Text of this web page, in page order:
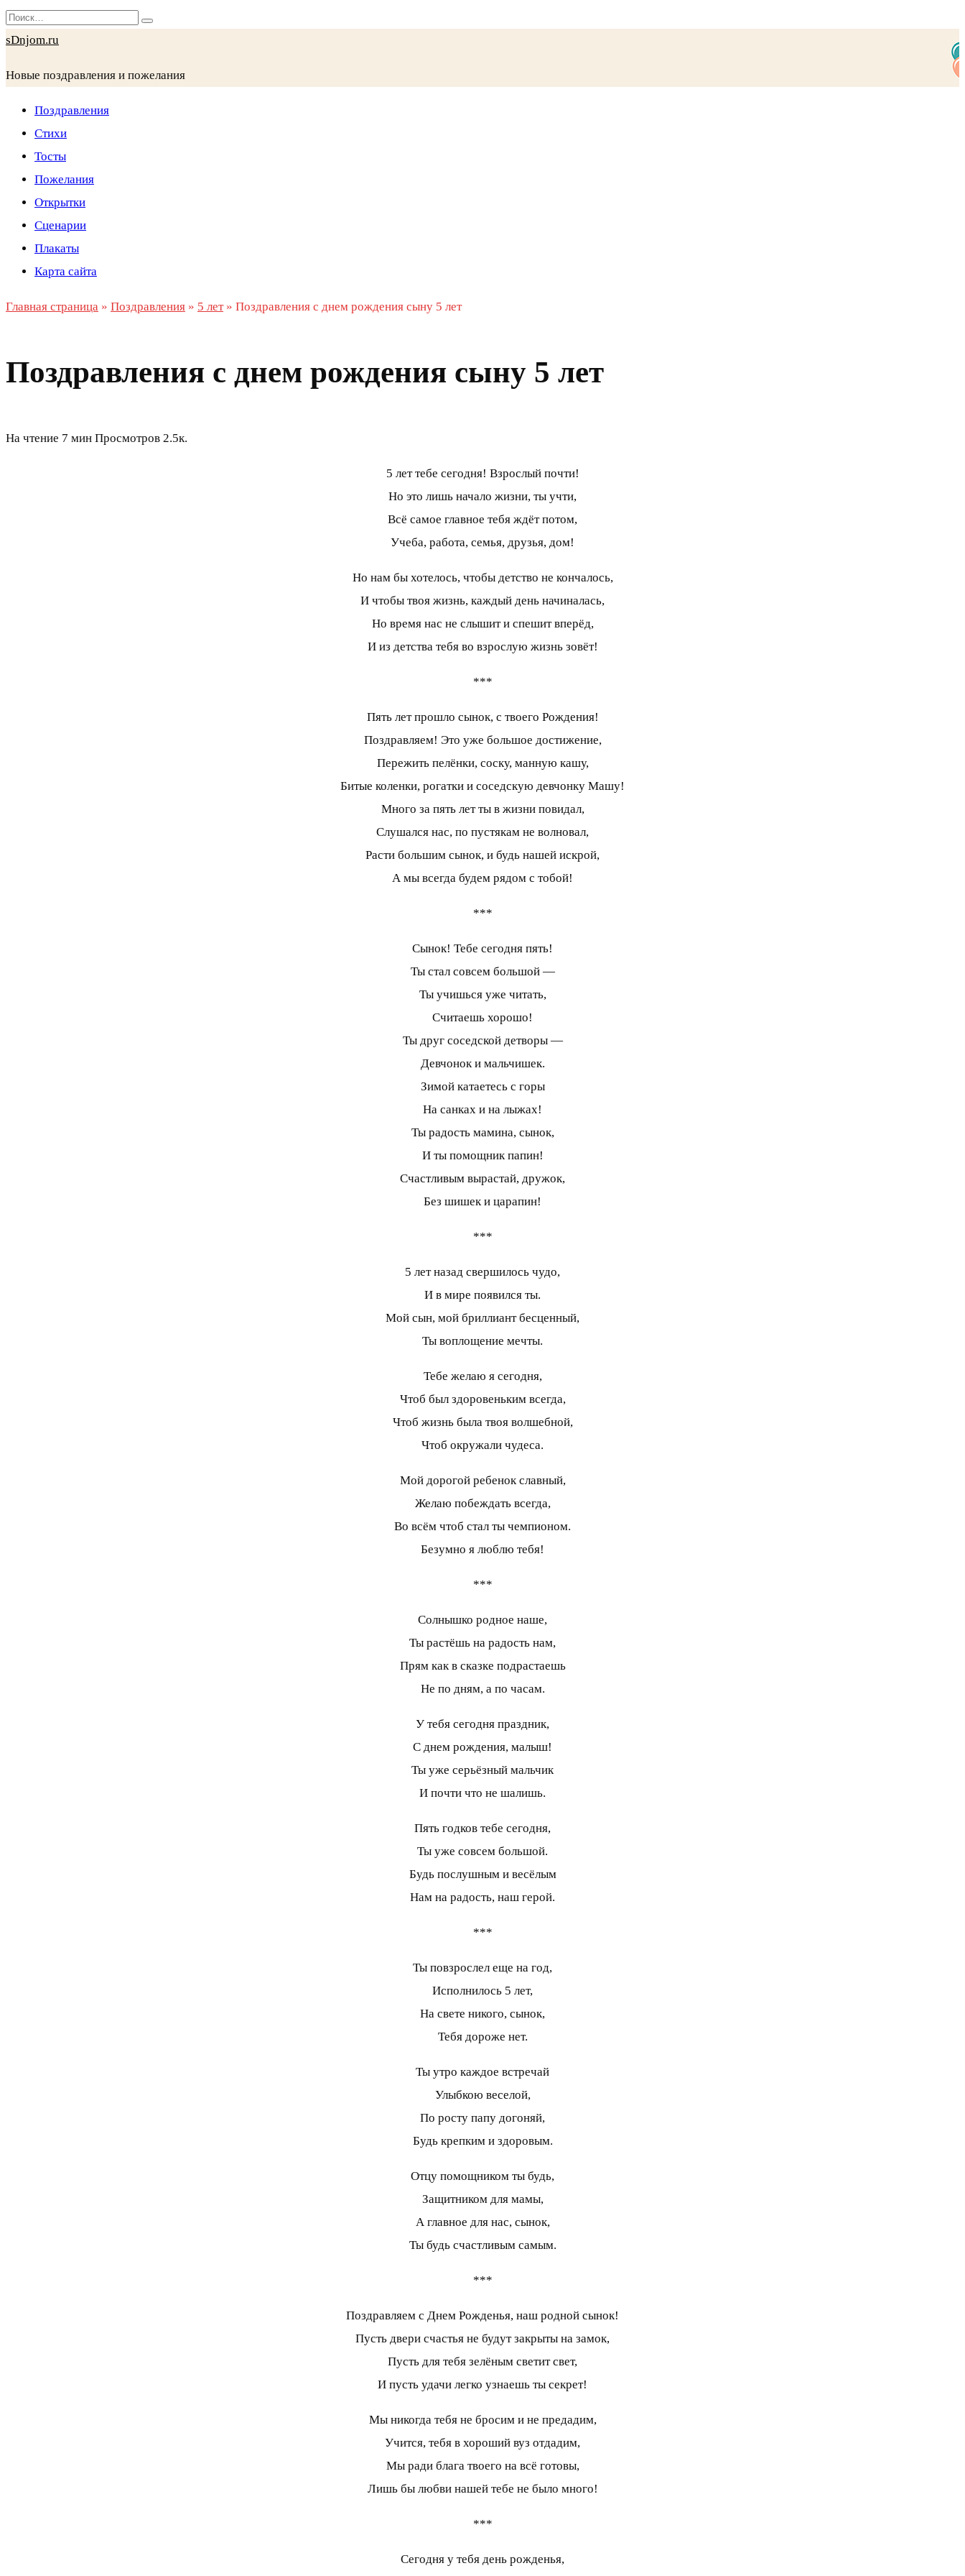
Перейти
к
Search
for:
sDnjom.ru
Новые поздравления и пожелания
Поздравления
Стихи
Тосты
Пожелания
Открытки
Сценарии
Плакаты
Карта сайта
Главная страница » Поздравления » 5 лет» Поздравления с днем рождения сыну 5 лет
Поздравления с днем рождения сыну 5 лет
На чтение 7 мин Просмотров 2.5к.
5 лет тебе сегодня! Взрослый почти!
Но это лишь начало жизни, ты учти,
Всё самое главное тебя ждёт потом,
Учеба, работа, семья, друзья, дом!
Но нам бы хотелось, чтобы детство не кончалось,
И чтобы твоя жизнь, каждый день начиналась,
Но время нас не слышит и спешит вперёд,
И из детства тебя во взрослую жизнь зовёт!
***
Пять лет прошло сынок, с твоего Рождения!
Поздравляем! Это уже большое достижение,
Пережить пелёнки, соску, манную кашу,
Битые коленки, рогатки и соседскую девчонку Машу!
Много за пять лет ты в жизни повидал,
Слушался нас, по пустякам не волновал,
Расти большим сынок, и будь нашей искрой,
А мы всегда будем рядом с тобой!
***
Сынок! Тебе сегодня пять!
Ты стал совсем большой —
Ты учишься уже читать,
Считаешь хорошо!
Ты друг соседской детворы —
Девчонок и мальчишек.
Зимой катаетесь с горы
На санках и на лыжах!
Ты радость мамина, сынок,
И ты помощник папин!
Счастливым вырастай, дружок,
Без шишек и царапин!
***
5 лет назад свершилось чудо,
И в мире появился ты.
Мой сын, мой бриллиант бесценный,
Ты воплощение мечты.
Тебе желаю я сегодня,
Чтоб был здоровеньким всегда,
Чтоб жизнь была твоя волшебной,
Чтоб окружали чудеса.
Мой дорогой ребенок славный,
Желаю побеждать всегда,
Во всём чтоб стал ты чемпионом.
Безумно я люблю тебя!
***
Солнышко родное наше,
Ты растёшь на радость нам,
Прям как в сказке подрастаешь
Не по дням, а по часам.
У тебя сегодня праздник,
С днем рождения, малыш!
Ты уже серьёзный мальчик
И почти что не шалишь.
Пять годков тебе сегодня,
Ты уже совсем большой.
Будь послушным и весёлым
Нам на радость, наш герой.
***
Ты повзрослел еще на год,
Исполнилось 5 лет,
На свете никого, сынок,
Тебя дороже нет.
Ты утро каждое встречай
Улыбкою веселой,
По росту папу догоняй,
Будь крепким и здоровым.
Отцу помощником ты будь,
Защитником для мамы,
А главное для нас, сынок,
Ты будь счастливым самым.
***
Поздравляем с Днем Рожденья, наш родной сынок!
Пусть двери счастья не будут закрыты на замок,
Пусть для тебя зелёным светит свет,
И пусть удачи легко узнаешь ты секрет!
Мы никогда тебя не бросим и не предадим,
Учится, тебя в хороший вуз отдадим,
Мы ради блага твоего на всё готовы,
Лишь бы любви нашей тебе не было много!
***
Сегодня у тебя день рожденья,